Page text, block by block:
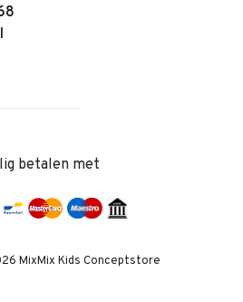
betalen met
MixMix Kids Conceptstore